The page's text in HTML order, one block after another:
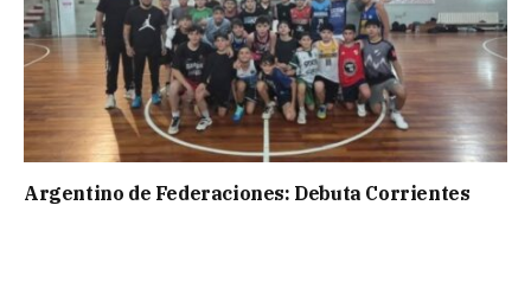
Argentino de Federaciones: Debuta Corrientes